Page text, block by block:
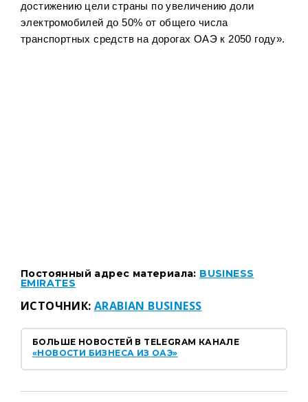
достижению цели страны по увеличению доли
электромобилей до 50% от общего числа
транспортных средств на дорогах ОАЭ к 2050 году».
Постоянный адрес материала: BUSINESS
EMIRATES
ИСТОЧНИК:ARABIAN BUSINESS
БОЛЬШЕ НОВОСТЕЙ В TELEGRAM КАНАЛЕ
«НОВОСТИ БИЗНЕСА ИЗ ОАЭ»